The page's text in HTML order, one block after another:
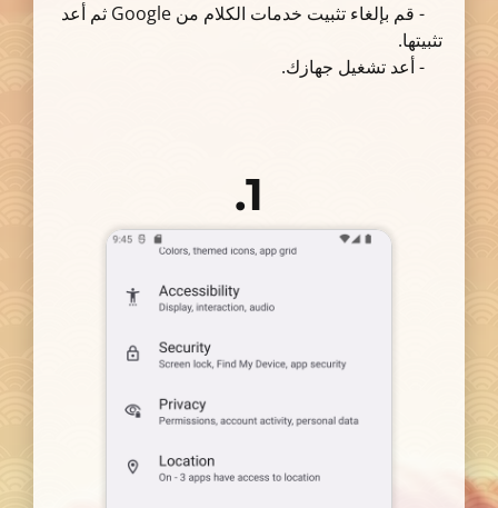
- قم بإلغاء تثبيت خدمات الكلام من Google ثم أعد
تثبيتها.
- أعد تشغيل جهازك.
1.